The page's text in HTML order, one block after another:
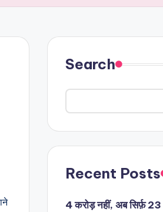
Search
Recent Posts
4 करोड़ नहीं, अब सिर्फ़